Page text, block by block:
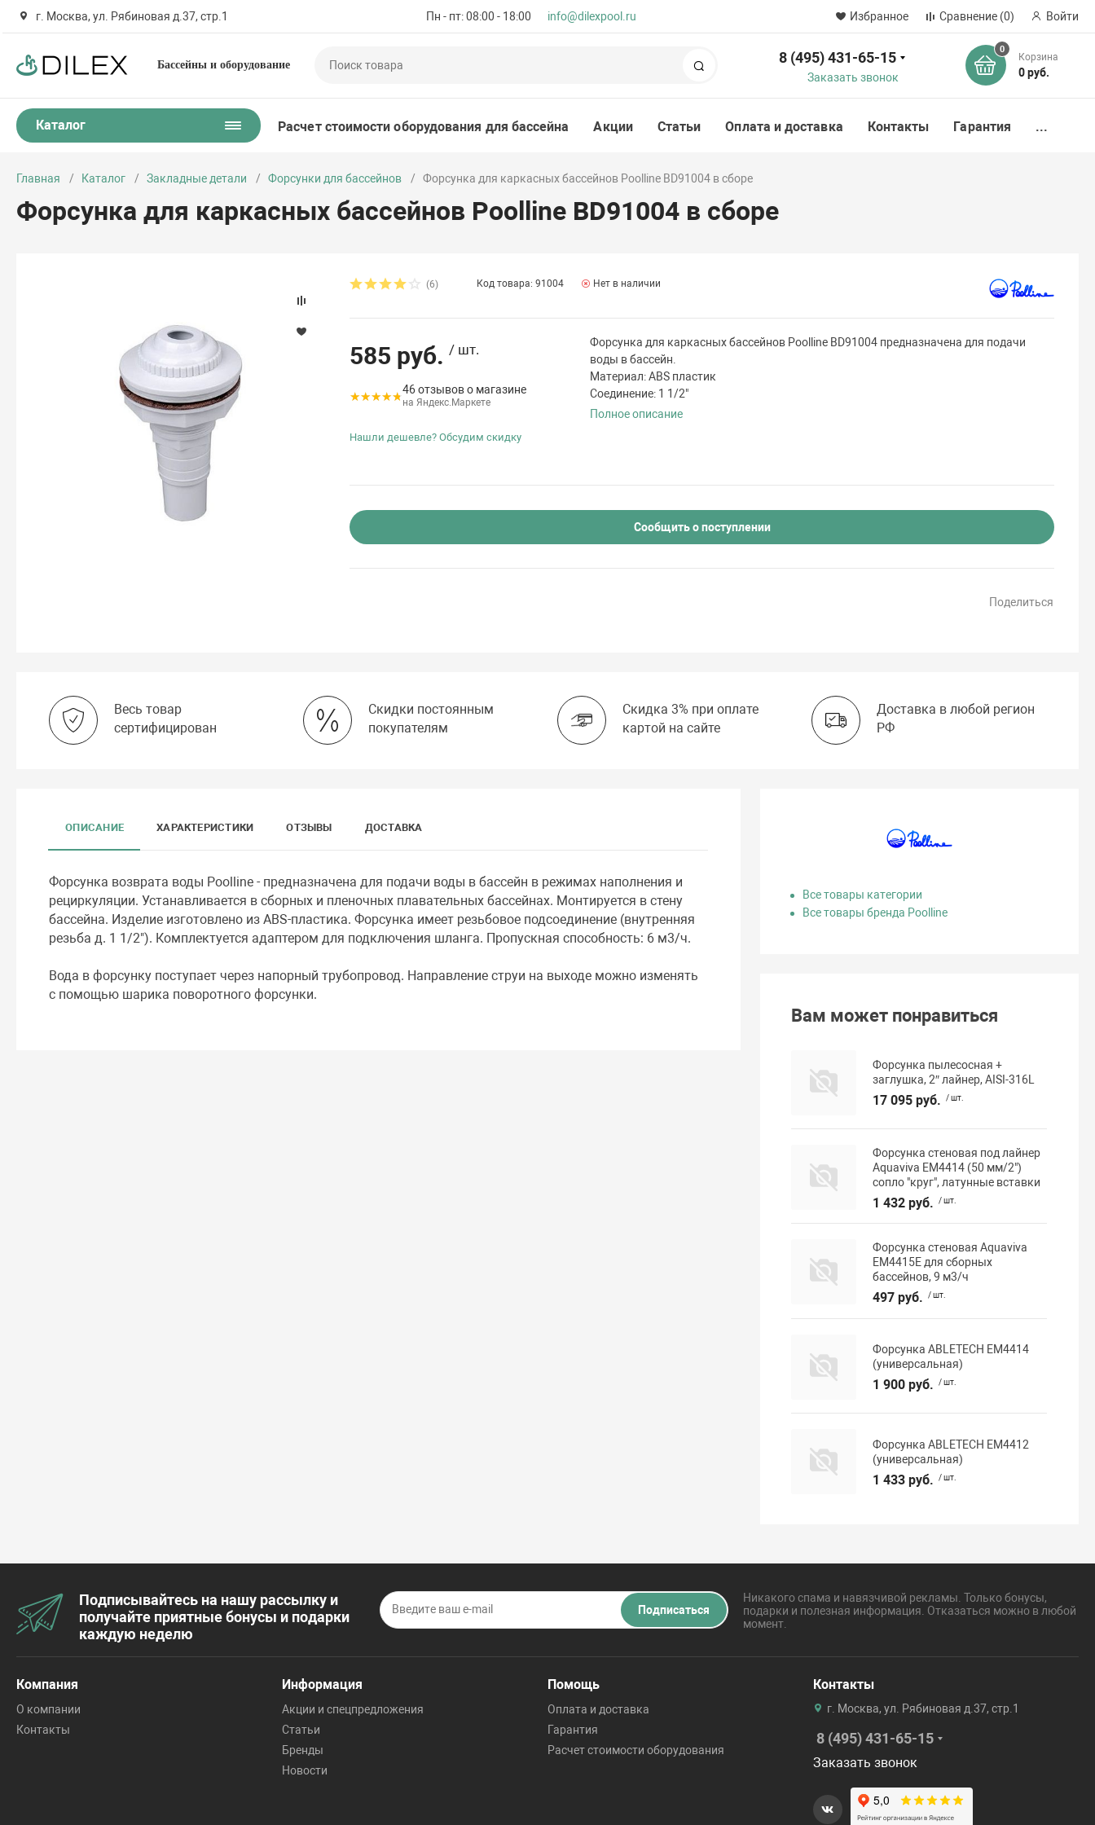
г. Москва, ул. Рябиновая д.37, стр.1 Пн - пт: 08:00 - 18:00 info@dilexpool.ru Избранное Сравнение (0) Войти
Бассейны и оборудование 8 (495) 431-65-15
Заказать звонок
0
Корзина
0 руб.
Каталог Расчет стоимости оборудования для бассейна Акции Статьи Оплата и доставка Контакты Гарантия ...
Главная Каталог Закладные детали Форсунки для бассейнов Форсунка для каркасных бассейнов Poolline BD91004 в сборе
Форсунка для каркасных бассейнов Poolline BD91004 в сборе
(6) Код товара: 91004 Нет в наличии
585 руб. / шт.
46 отзывов о магазине
на Яндекс.Маркете
Нашли дешевле? Обсудим скидку
Форсунка для каркасных бассейнов Poolline BD91004 предназначена для подачи
воды в бассейн.
Материал: ABS пластик
Соединение: 1 1/2"
Полное описание
Сообщить о поступлении
Поделиться
Весь товар
сертифицирован
Скидки постоянным
покупателям
Скидка 3% при оплате
картой на сайте
Доставка в любой регион
РФ
ОПИСАНИЕ ХАРАКТЕРИСТИКИ ОТЗЫВЫ ДОСТАВКА
Форсунка возврата воды Poolline - предназначена для подачи воды в бассейн в режимах наполнения и
рециркуляции. Устанавливается в сборных и пленочных плавательных бассейнах. Монтируется в стену
бассейна. Изделие изготовлено из ABS-пластика. Форсунка имеет резьбовое подсоединение (внутренняя
резьба д. 1 1/2"). Комплектуется адаптером для подключения шланга. Пропускная способность: 6 м3/ч.
Вода в форсунку поступает через напорный трубопровод. Направление струи на выходе можно изменять
с помощью шарика поворотного форсунки.
Все товары категории
Все товары бренда Poolline
Вам может понравиться
Форсунка пылесосная +
заглушка, 2″ лайнер, AISI-316L
17 095 руб. / шт.
Форсунка стеновая под лайнер
Aquaviva EM4414 (50 мм/2")
сопло "круг", латунные вставки
1 432 руб. / шт.
Форсунка стеновая Aquaviva
EM4415E для сборных
бассейнов, 9 м3/ч
497 руб. / шт.
Форсунка ABLETECH EM4414
(универсальная)
1 900 руб. / шт.
Форсунка ABLETECH EM4412
(универсальная)
1 433 руб. / шт.
Подписывайтесь на нашу рассылку и
получайте приятные бонусы и подарки
каждую неделю
Подписаться
Никакого спама и навязчивой рекламы. Только бонусы,
подарки и полезная информация. Отказаться можно в любой
момент.
Компания
О компании
Контакты
Информация
Акции и спецпредложения
Статьи
Бренды
Новости
Помощь
Оплата и доставка
Гарантия
Расчет стоимости оборудования
Контакты
г. Москва, ул. Рябиновая д.37, стр.1
8 (495) 431-65-15
Заказать звонок